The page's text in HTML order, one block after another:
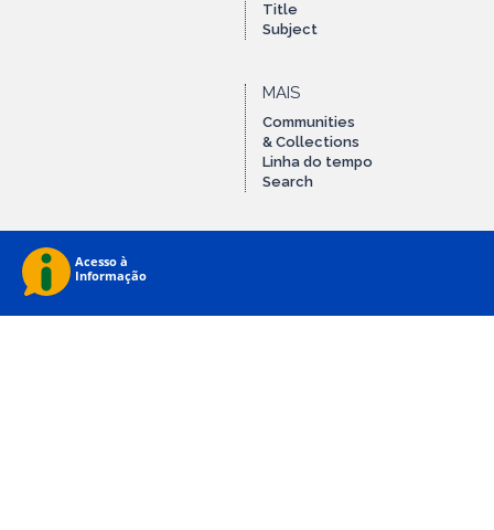
Title
Subject
MAIS
Communities
& Collections
Linha do tempo
Search